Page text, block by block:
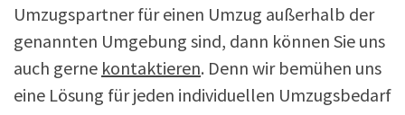
Umzugspartner für einen Umzug außerhalb der
genannten Umgebung sind, dann können Sie uns
auch gerne kontaktieren. Denn wir bemühen uns
eine Lösung für jeden individuellen Umzugsbedarf